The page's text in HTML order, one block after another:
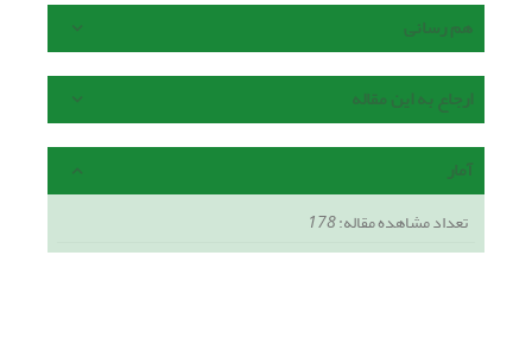
هم رسانی
ارجاع به این مقاله
آمار
تعداد مشاهده مقاله:178